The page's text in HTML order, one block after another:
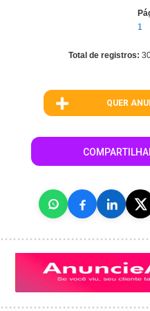
1
Total de registros:
QUER